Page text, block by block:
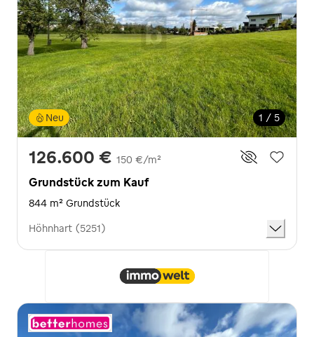
1 / 5
Neu
126.600 € 150 €/m²
Grundstück zum Kauf
844 m² Grundstück
Höhnhart (5251)